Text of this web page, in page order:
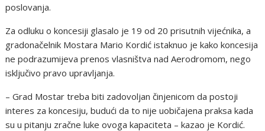
poslovanja.
Za odluku o koncesiji glasalo je 19 od 20 prisutnih vijećnika, a
gradonačelnik Mostara Mario Kordić istaknuo je kako koncesija
ne podrazumijeva prenos vlasništva nad Aerodromom, nego
isključivo pravo upravljanja.
– Grad Mostar treba biti zadovoljan činjenicom da postoji
interes za koncesiju, budući da to nije uobičajena praksa kada
su u pitanju zračne luke ovoga kapaciteta – kazao je Kordić.